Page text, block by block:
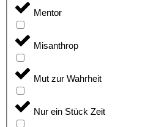
Mentor
Misanthrop
Mut zur Wahrheit
Nur ein Stück Zeit